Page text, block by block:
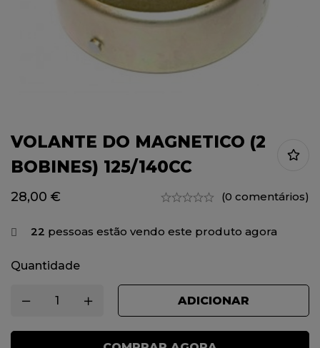
VOLANTE DO MAGNETICO (2
BOBINES) 125/140CC
28,00 € (0 comentários)
22 pessoas estão vendo este produto agora
Quantidade
ADICIONAR